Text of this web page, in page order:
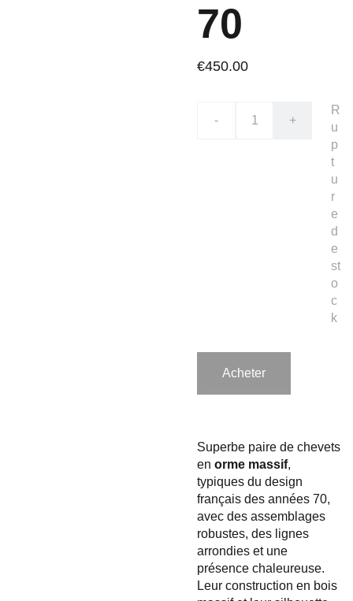
70
€450.00
- +
R
u
p
t
u
r
e
d
e
st
o
c
k
Acheter
Superbe paire de chevets
en orme massif,
typiques du design
français des années 70,
avec des assemblages
robustes, des lignes
arrondies et une
présence chaleureuse.
Leur construction en bois